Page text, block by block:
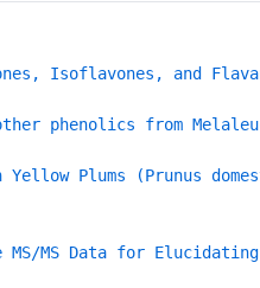
Isoflavones, and
phenolics from
Plums (Prunus
MS/MS Data for